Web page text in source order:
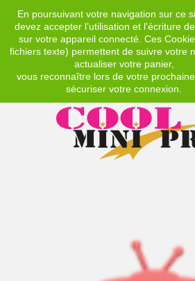
En poursuivant votre navigation sur ce
devez accepter l’utilisation et l'écriture
sur votre appareil connecté. Ces
fichiers texte) permettent de suivre votre
actualiser votre panier,
vous reconnaître lors de votre
sécuriser votre connexion.
EUR